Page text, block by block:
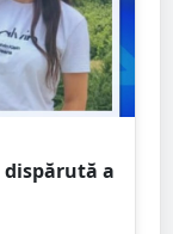
dispărută a